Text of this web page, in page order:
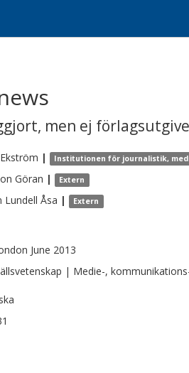
men ej
Ekström | Institutionen för journalistik,
Göran | Extern
Lundell Åsa | Extern
June 2013
| Medie-,